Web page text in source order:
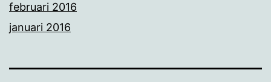
februari 2016
januari 2016